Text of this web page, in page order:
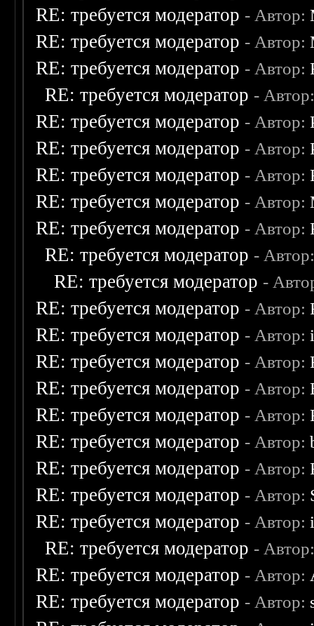
RE: требуется модератор - Автор:
RE: требуется модератор - Автор:
RE: требуется модератор - Автор:
RE: требуется модератор -
RE: требуется модератор - Автор:
RE: требуется модератор - Автор:
RE: требуется модератор - Автор:
RE: требуется модератор - Автор:
RE: требуется модератор - Автор:
RE: требуется модератор -
RE: требуется модератор -
RE: требуется модератор - Автор:
RE: требуется модератор - Автор:
RE: требуется модератор - Автор:
RE: требуется модератор - Автор:
RE: требуется модератор - Автор:
RE: требуется модератор - Автор:
RE: требуется модератор - Автор:
RE: требуется модератор - Автор:
RE: требуется модератор - Автор:
RE: требуется модератор -
RE: требуется модератор - Автор:
RE: требуется модератор - Автор: